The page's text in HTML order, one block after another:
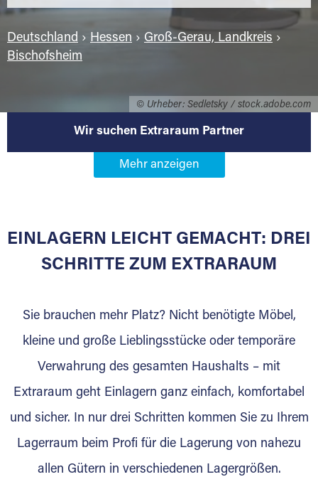
© Urheber: Sedletsky / stock.adobe.com
Deutschland › Hessen › Groß-Gerau, Landkreis ›
Bischofsheim
Wir suchen Extraraum Partner
Werden Sie Extraraum Partner in
Sie bieten Kunden Lagerraum zur Miete, der
für die Einlagerung von Umzugsgut gebaut
Lagerkunden und Vermietungen.
Ihre Vorteile als Extraraum Partner:
Marktgerechte Preise
Digitale Buchungsplattform
Gewinnung von Neukunden
Nachricht.
EINLAGERN LEICHT GEMACHT: DREI
SCHRITTE ZUM EXTRARAUM
Sie brauchen mehr Platz? Nicht benötigte Möbel,
kleine und große Lieblingsstücke oder temporäre
Verwahrung des gesamten Haushalts – mit
Extraraum geht Einlagern ganz einfach, komfortabel
und sicher. In nur drei Schritten kommen Sie zu Ihrem
Lagerraum beim Profi für die Lagerung von nahezu
allen Gütern in verschiedenen Lagergrößen.